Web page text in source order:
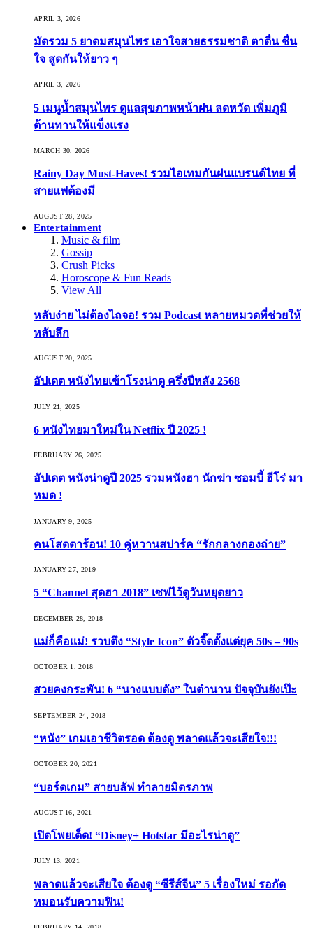
APRIL 3, 2026
มัดรวม 5 ยาดมสมุนไพร เอาใจสายธรรมชาติ ตาตื่น ชื่น
ใจ สูดกันให้ยาว ๆ
APRIL 3, 2026
5 เมนูน้ำสมุนไพร ดูแลสุขภาพหน้าฝน ลดหวัด เพิ่มภูมิ
ต้านทานให้แข็งแรง
MARCH 30, 2026
Rainy Day Must-Haves! รวมไอเทมกันฝนแบรนด์ไทย ที่
สายแฟต้องมี
AUGUST 28, 2025
Entertainment
Music & film
Gossip
Crush Picks
Horoscope & Fun Reads
View All
หลับง่าย ไม่ต้องไถจอ! รวม Podcast หลายหมวดที่ช่วยให้
หลับลึก
AUGUST 20, 2025
อัปเดต หนังไทยเข้าโรงน่าดู ครึ่งปีหลัง 2568
JULY 21, 2025
6 หนังไทยมาใหม่ใน Netflix ปี 2025 !
FEBRUARY 26, 2025
อัปเดต หนังน่าดูปี 2025 รวมหนังฮา นักฆ่า ซอมบี้ ฮีโร่ มา
หมด !
JANUARY 9, 2025
คนโสดตาร้อน! 10 คู่หวานสปาร์ค “รักกลางกองถ่าย”
JANUARY 27, 2019
5 “Channel สุดฮา 2018” เซฟไว้ดูวันหยุดยาว
DECEMBER 28, 2018
แม่ก็คือแม่! รวบตึง “Style Icon” ตัวจี๊ดตั้งแต่ยุค 50s – 90s
OCTOBER 1, 2018
สวยคงกระพัน! 6 “นางแบบดัง” ในตำนาน ปัจจุบันยังเป๊ะ
SEPTEMBER 24, 2018
“หนัง” เกมเอาชีวิตรอด ต้องดู พลาดแล้วจะเสียใจ!!!
OCTOBER 20, 2021
“บอร์ดเกม” สายบลัฟ ทำลายมิตรภาพ
AUGUST 16, 2021
เปิดโพยเด็ด! “Disney+ Hotstar มีอะไรน่าดู”
JULY 13, 2021
พลาดแล้วจะเสียใจ ต้องดู “ซีรีส์จีน” 5 เรื่องใหม่ รอกัด
หมอนรับความฟิน!